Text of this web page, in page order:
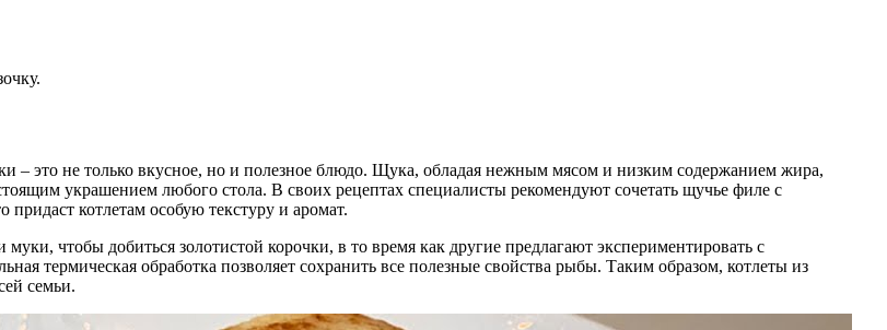
– это не только вкусное, но и полезное блюдо. Щука, обладая нежным мясом и низким содержанием жира,
украшением любого стола. В своих рецептах специалисты рекомендуют сочетать щучье филе с
котлетам особую текстуру и аромат.
чтобы добиться золотистой корочки, в то время как другие предлагают экспериментировать с
термическая обработка позволяет сохранить все полезные свойства рыбы. Таким образом, котлеты из
семьи.